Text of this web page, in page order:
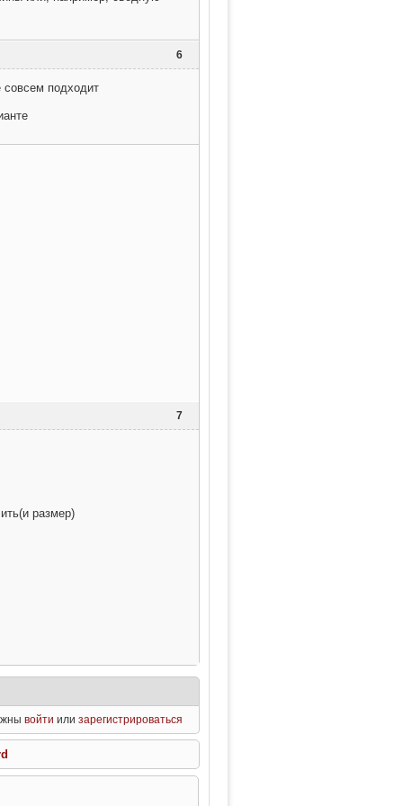
в ячейке
6
совсем подходит
7
размер)
войти или зарегистрироваться